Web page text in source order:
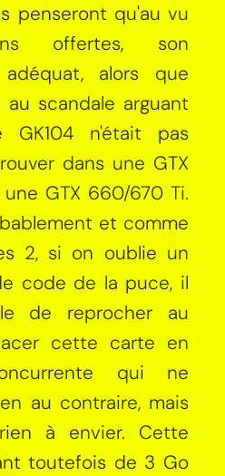
penseront qu'au vu
offertes, son
alors que
scandale arguant
n'était pas
dans une GTX
GTX 660/670 Ti.
et comme
2, si on oublie un
code de la puce, il
de reprocher au
cette carte en
qui ne
au contraire, mais
à envier. Cette
toutefois de 3 Go